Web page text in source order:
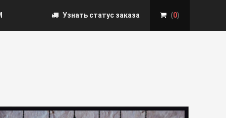
Узнать статус заказа (0)